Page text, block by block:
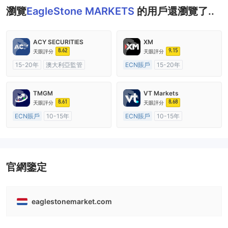
瀏覽EagleStone MARKETS 的用戶還瀏覽了..
ACY SECURITIES
天眼評分 8.62
15-20年
澳大利亞監管
XM
天眼評分 9.15
ECN賬戶
15-20年
主標MT4
TMGM
天眼評分 8.61
ECN賬戶
10-15年
VT Markets
天眼評分 8.68
ECN賬戶
10-15年
官網鑒定
eaglestonemarket.com